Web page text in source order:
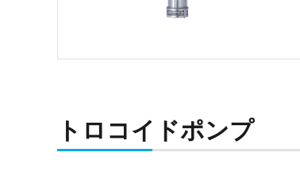
トロコイドポンプ